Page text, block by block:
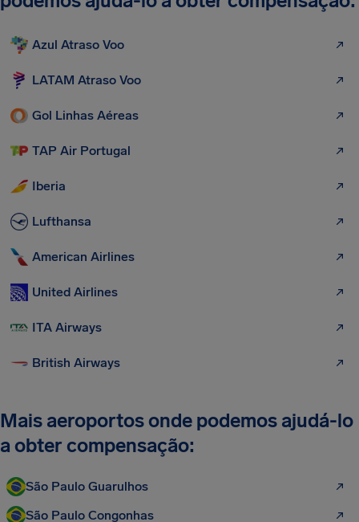
Azul Atraso Voo
LATAM Atraso Voo
Gol Linhas Aéreas
TAP Air Portugal
Iberia
Lufthansa
American Airlines
United Airlines
ITA Airways
British Airways
Mais aeroportos onde podemos ajudá-lo
a obter compensação:
São Paulo Guarulhos
São Paulo Congonhas